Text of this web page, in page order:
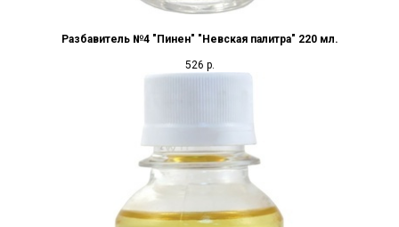
Разбавитель №4 "Пинен" "Невская палитра" 220 мл.
526 р.